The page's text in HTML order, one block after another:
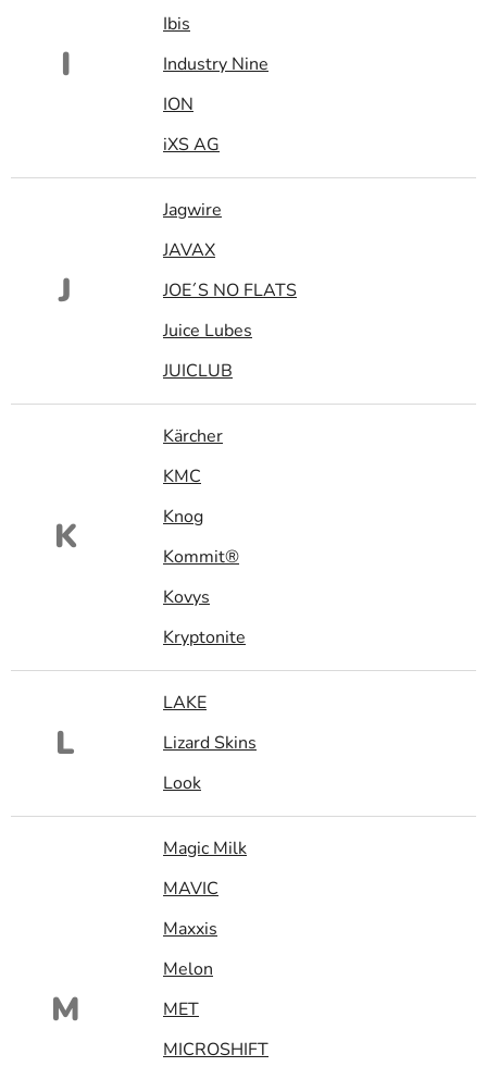
I
Ibis
Industry Nine
ION
iXS AG
J
Jagwire
JAVAX
JOE´S NO FLATS
Juice Lubes
JUICLUB
K
Kärcher
KMC
Knog
Kommit®
Kovys
Kryptonite
L
LAKE
Lizard Skins
Look
M
Magic Milk
MAVIC
Maxxis
Melon
MET
MICROSHIFT